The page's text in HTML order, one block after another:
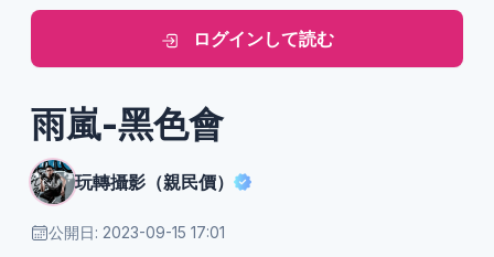
ログインして読む
雨嵐-黑色會
玩轉攝影（親民價）
公開日: 2023-09-15 17:01